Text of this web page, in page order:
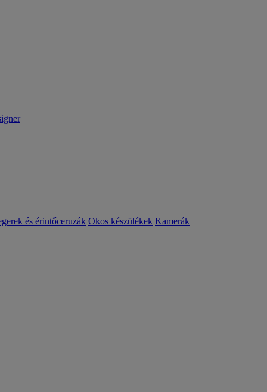
és érintőceruzák Okos készülékek Kamerák